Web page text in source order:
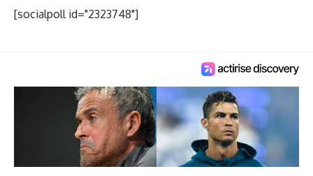
[socialpoll id="2323748"]